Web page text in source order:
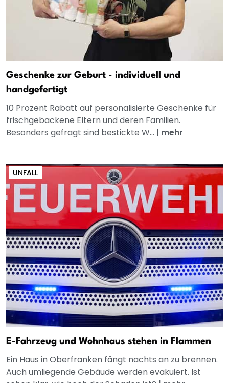
Geschenke zur Geburt - individuell und
handgefertigt
10 Prozent Rabatt auf personalisierte Geschenke für
frischgebackene Eltern und deren Familien.
Besonders gefragt sind bestickte W... | mehr
UNFALL
E-Fahrzeug und Wohnhaus stehen in Flammen
Ein Haus in Oberfranken fängt nachts an zu brennen.
Auch umliegende Gebäude werden evakuiert. Ist